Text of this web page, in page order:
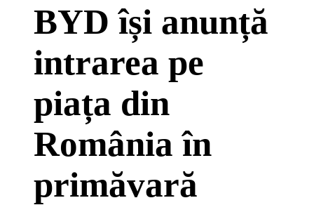
BYD își anunță
intrarea pe
piața din
România în
primăvară